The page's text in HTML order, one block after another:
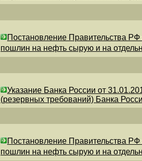
Постановление Правительства
пошлин на нефть сырую и на
Указание Банка России от
(резервных требований) Банка
Постановление Правительства
пошлин на нефть сырую и на